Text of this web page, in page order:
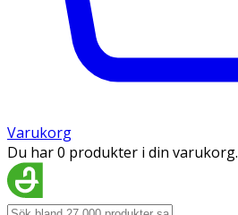
Varukorg
Du har 0 produkter i din varukorg.